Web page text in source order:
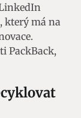
který má na
PackBack,